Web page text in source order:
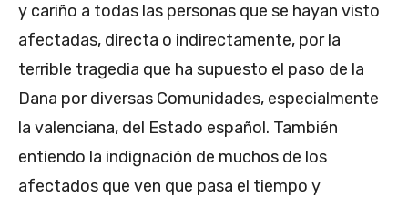
y cariño a todas las personas que se hayan visto
afectadas, directa o indirectamente, por la
terrible tragedia que ha supuesto el paso de la
Dana por diversas Comunidades, especialmente
la valenciana, del Estado español. También
entiendo la indignación de muchos de los
afectados que ven que pasa el tiempo y